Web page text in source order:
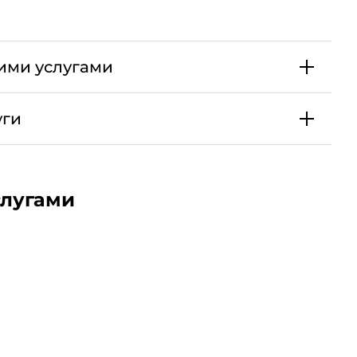
услугами
при этом вновь взимается стоимость включения